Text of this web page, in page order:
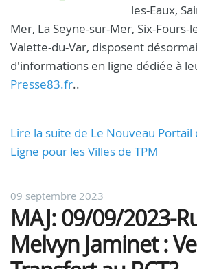
les-Eaux,
Mer, La Seyne-sur-Mer, Six-Fours-
Valette-du-Var, disposent
d'informations en ligne dédiée à
Presse83.fr..
Lire la suite de Le Nouveau
Ligne pour les Villes de TPM
09 septembre 2023
MAJ: 09/09/2023-
Melvyn Jaminet :